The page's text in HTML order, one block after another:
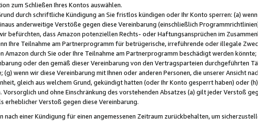
zum Schließen Ihres Kontos auswählen.
durch schriftliche Kündigung an Sie fristlos kündigen oder Ihr Konto sperren: (a)
anderweitige Verstöße gegen diese Vereinbarung (einschließlich
befürchten, dass Amazon potenziellen Rechts- oder Haftungsansprüchen im
Ihre Teilnahme am Partnerprogramm für betrügerische, irreführende oder illegale
Amazon durch Sie oder Ihre Teilnahme am Partnerprogramm beschädigt werden
oder den gemäß dieser Vereinbarung von den Vertragsparteien durchgeführten
wenn wir diese Vereinbarung mit Ihnen oder anderen Personen, die unserer Ansicht
gleich aus welchem Grund, gekündigt hatten (oder Ihr Konto gesperrt haben) oder
und ohne Einschränkung des vorstehenden Absatzes (a) gilt jeder Verstoß
Verstoß gegen diese Vereinbarung.
einer Kündigung für einen angemessenen Zeitraum zurückbehalten, um